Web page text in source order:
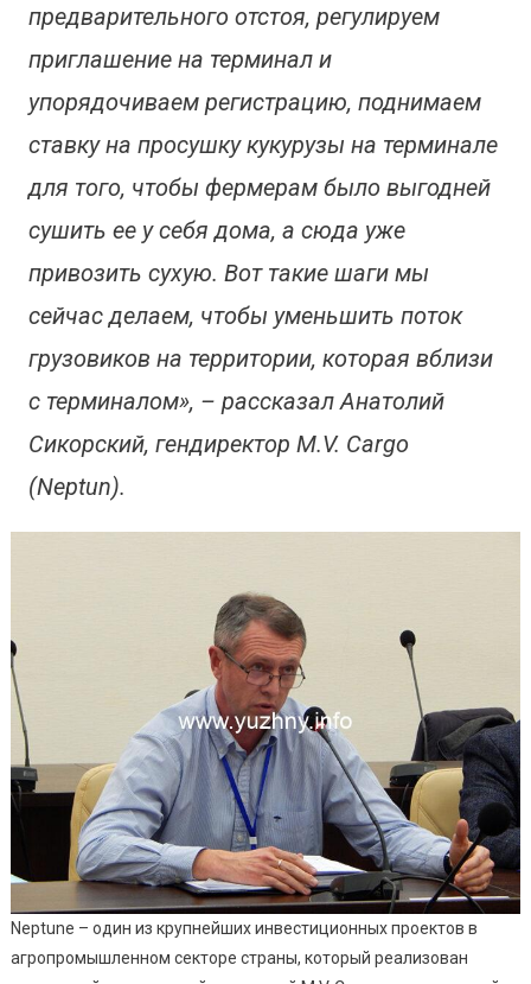
предварительного отстоя, регулируем
приглашение на терминал и
упорядочиваем регистрацию, поднимаем
ставку на просушку кукурузы на терминале
для того, чтобы фермерам было выгодней
сушить ее у себя дома, а сюда уже
привозить сухую. Вот такие шаги мы
сейчас делаем, чтобы уменьшить поток
грузовиков на территории, которая вблизи
с терминалом», – рассказал Анатолий
Сикорский, гендиректор M.V. Cargo
(Neptun).
Neptune – один из крупнейших инвестиционных проектов в
агропромышленном секторе страны, который реализован